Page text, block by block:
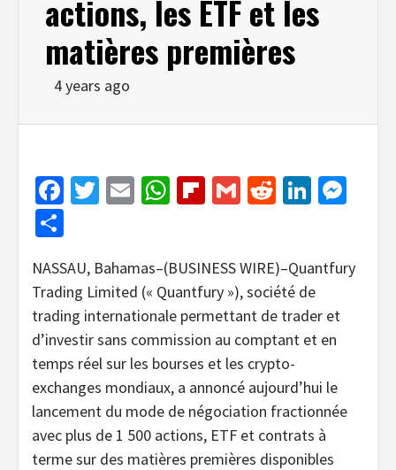
actions, les ETF et les
matières premières
4 years ago
Facebook
Twitter
EmailWhatsApp
Flipboard
GmailReddit
NASSAU, Bahamas–(BUSINESS WIRE)–Quantfury
Trading Limited (« Quantfury »), société de
trading internationale permettant de trader et
d’investir sans commission au comptant et en
temps réel sur les bourses et les crypto-
exchanges mondiaux, a annoncé aujourd’hui le
lancement du mode de négociation fractionnée
avec plus de 1 500 actions, ETF et contrats à
terme sur des matières premières disponibles